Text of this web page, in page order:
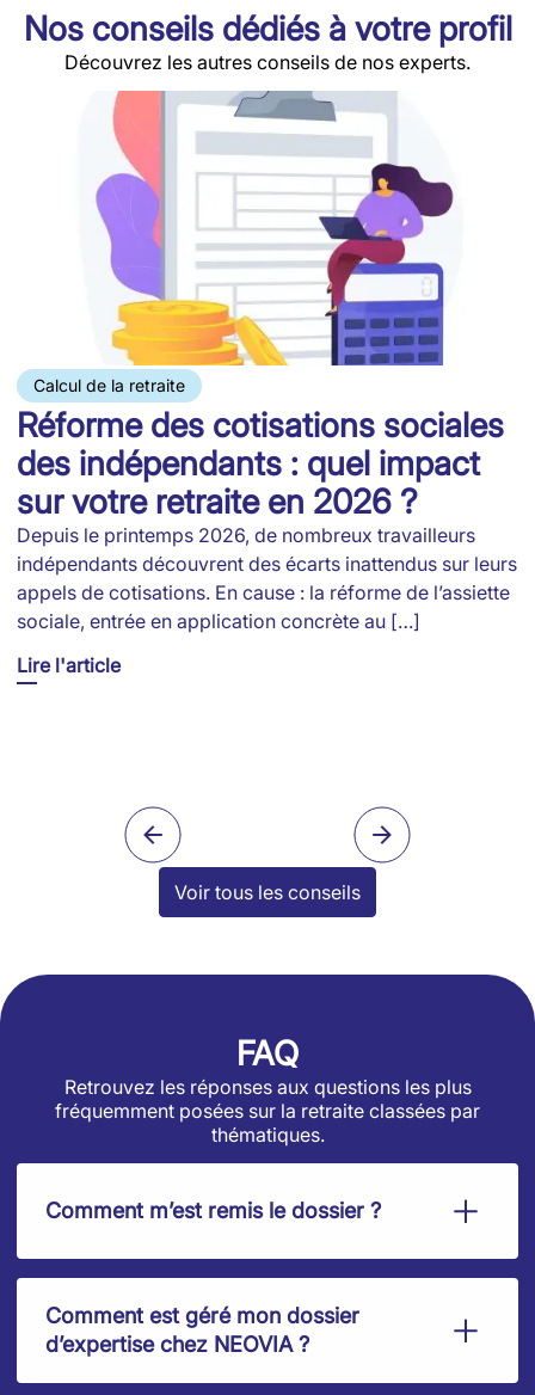
Nos conseils dédiés à votre profil
Découvrez les autres conseils de nos experts.
Calcul de la retraite
Réforme des cotisations sociales
des indépendants : quel impact
sur votre retraite en 2026 ?
Depuis le printemps 2026, de nombreux travailleurs
indépendants découvrent des écarts inattendus sur leurs
appels de cotisations. En cause : la réforme de l’assiette
sociale, entrée en application concrète au […]
Lire l'article
Voir tous les conseils
FAQ
Retrouvez les réponses aux questions les plus
fréquemment posées sur la retraite classées par
thématiques.
Comment m’est remis le dossier ?
Comment est géré mon dossier
d’expertise chez NEOVIA ?